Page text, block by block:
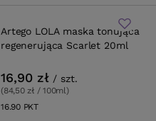
Artego LOLA maska tonująca
regenerująca Scarlet 20ml
16,90 zł / szt.
(84,50 zł / 100ml)
16.90PKTpunktów